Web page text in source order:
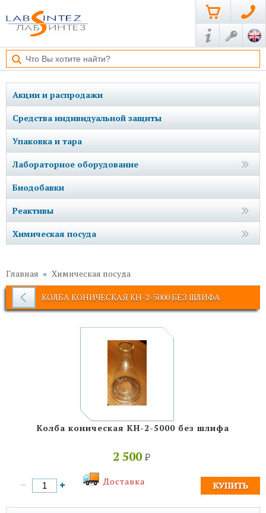
Акции и распродажи
Средства индивидуальной защиты
Упаковка и тара
Лабораторное оборудование
Биодобавки
Реактивы
Химическая посуда
Главная Химическая посуда
КОЛБА КОНИЧЕСКАЯ КН-2-5000 БЕЗ ШЛИФА
Колба коническая КН-2-5000 без шлифа
2 500 ₽
Доставка